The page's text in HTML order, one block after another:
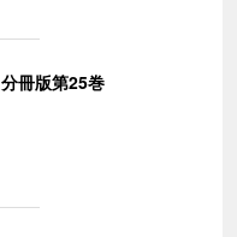
冊版第25巻